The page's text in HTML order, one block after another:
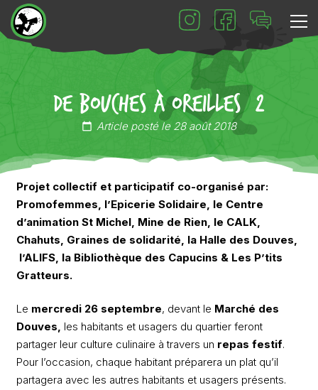
De Bouches à Oreilles #2
calendar_today Article posté le 28 août 2018
Projet collectif et participatif co-organisé par:
Promofemmes, l’Epicerie Solidaire, le Centre
d’animation St Michel, Mine de Rien, le CALK,
Chahuts, Graines de solidarité, la Halle des Douves,
l’ALIFS, la Bibliothèque des Capucins & Les P’tits
Gratteurs.
Le mercredi 26 septembre, devant le Marché des
Douves, les habitants et usagers du quartier feront
partager leur culture culinaire à travers un repas festif.
Pour l’occasion, chaque habitant préparera un plat qu’il
partagera avec les autres habitants et usagers présents.